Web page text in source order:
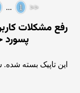
<<
1
...
رفع مشکلات
پسورد
این تاپیک بسته شده.